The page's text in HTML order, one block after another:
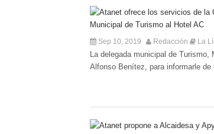
Sep 10, 2019 Redacción La
La delegada municipal de
Alfonso Benítez, para informarle